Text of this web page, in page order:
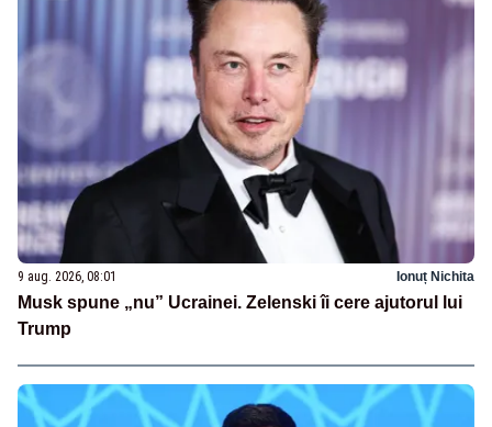
9 aug. 2026, 08:01 Ionuț Nichita
Musk spune „nu” Ucrainei. Zelenski îi cere ajutorul lui
Trump